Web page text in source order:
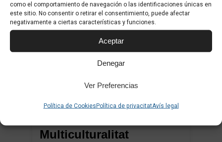
como el comportamiento de navegación o las identificaciones únicas en
este sitio. No consentir o retirar el consentimiento, puede afectar
negativamente a ciertas características y funciones.
Aceptar
Denegar
Ver Preferencias
Política de CookiesPolítica de privacitatAvís legal
Multiculturalitat